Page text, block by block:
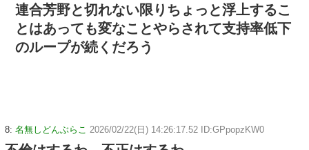
連合芳野と切れない限りちょっと浮上するこ
とはあっても変なことやらされて支持率低下
のループが続くだろう
8: 名無しどんぶらこ 2026/02/22(日) 14:26:17.52 ID:GPpopzKW0